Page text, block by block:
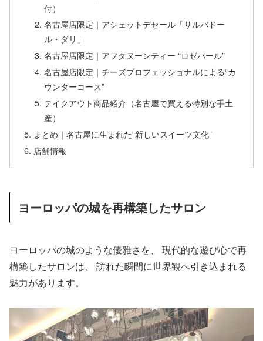
付）
名古屋店限定｜アシェットデセール「サルバドー
ル・ダリ」
名古屋店限定｜アフタヌーンティー “ロゼパール”
名古屋店限定｜チーズプロフェッショナルによる“カ
ウンターコース”
テイクアウト商品紹介（名古屋で買える特別な手土
産）
まとめ｜名古屋に生まれた“新しいスイーツ文化”
店舗情報
ヨーロッパの城を再構築したサロン
ヨーロッパの城のような優雅さを、 現代的な遊び心で再
構築したサロンは、 訪れた瞬間に世界観へ引き込まれる
魅力があります。